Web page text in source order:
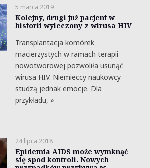
5 marca 2019
Kolejny, drugi już pacjent w
historii wyleczony z wirusa HIV
Transplantacja komórek
macierzystych w ramach terapii
nowotworowej pozwoliła usunąć
wirusa HIV. Niemieccy naukowcy
studzą jednak emocje. Dla
przykładu, »
24 lipca 2018
Epidemia AIDS może wymknąć
się spod kontroli. Nowych